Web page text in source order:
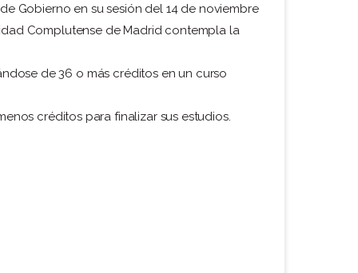
Gobierno en su sesión del 14 de noviembre
Complutense de Madrid contempla la
de 36 o más créditos en un curso
créditos para finalizar sus estudios.